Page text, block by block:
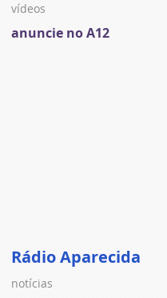
vídeos
anuncie no A12
Rádio Aparecida
notícias